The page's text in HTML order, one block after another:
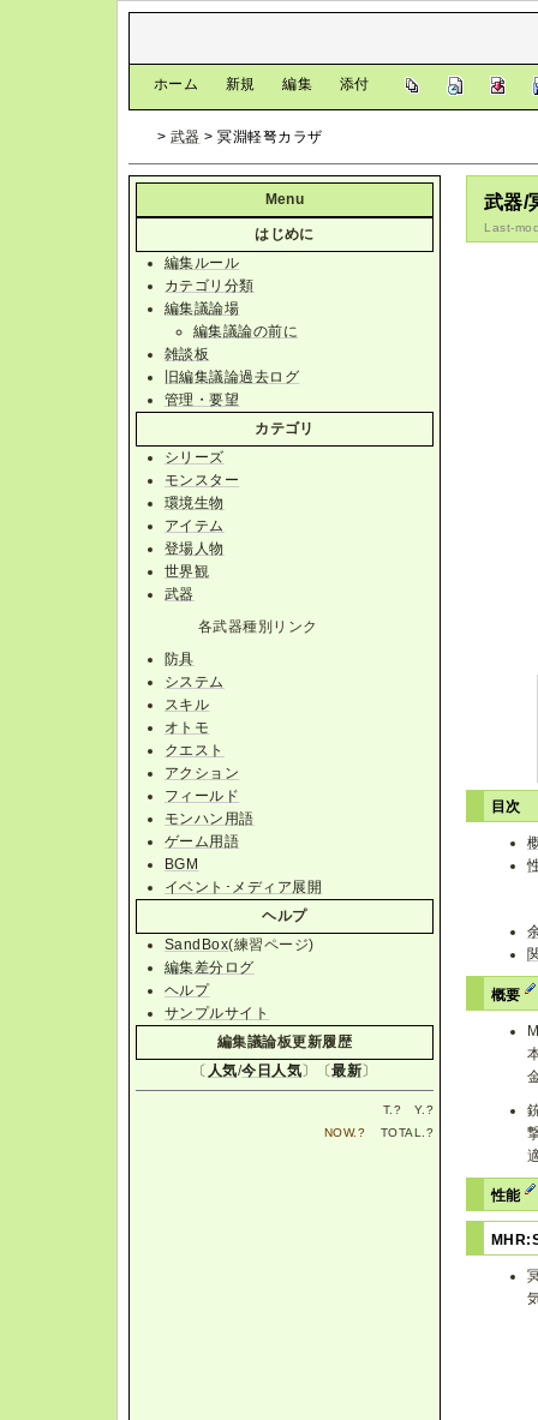
ホーム 新規 編集 添付
> 武器 > 冥淵軽弩カラザ
武器/
Last-
目次
概要
性能
Menu
はじめに
編集ルール
カテゴリ分類
編集議論場
編集議論の前に
雑談板
旧編集議論過去ログ
管理・要望
カテゴリ
シリーズ
モンスター
環境生物
アイテム
登場人物
世界観
武器
各武器種別リンク
防具
システム
スキル
オトモ
クエスト
アクション
フィールド
モンハン用語
ゲーム用語
BGM
イベント･メディア展開
ヘルプ
SandBox(練習ページ)
編集差分ログ
ヘルプ
サンプルサイト
編集議論板更新履歴
〔 人気/今日人気〕〔最新〕
T. ? Y. ?
NOW.? TOTAL. ?